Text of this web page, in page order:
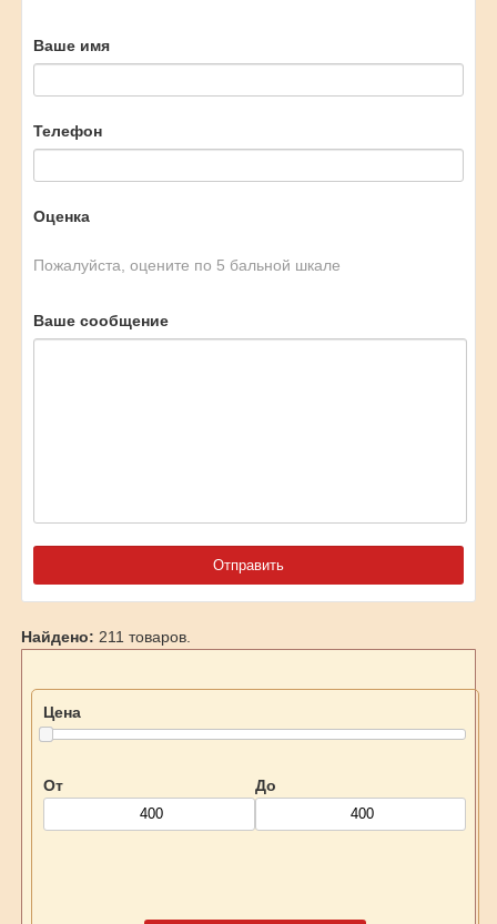
Ваше имя
Телефон
Оценка
Пожалуйста, оцените по 5 бальной шкале
Ваше сообщение
Найдено: 211 товаров.
Цена
От До